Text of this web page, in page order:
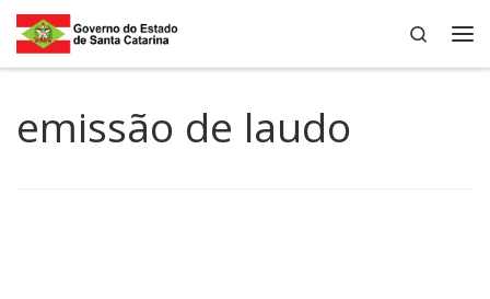
Skip to content
Search
emissão de laudo